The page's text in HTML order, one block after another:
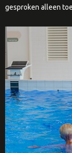
gesproken alleen